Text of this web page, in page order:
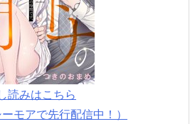
読みはこちら
ーモアで先行配信中！）